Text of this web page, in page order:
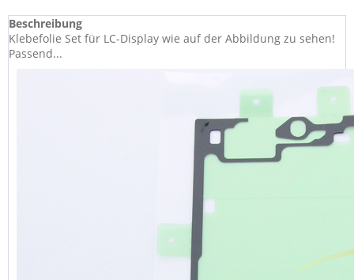
Beschreibung
Klebefolie Set für LC-Display wie auf der Abbildung zu sehen!
Passend...